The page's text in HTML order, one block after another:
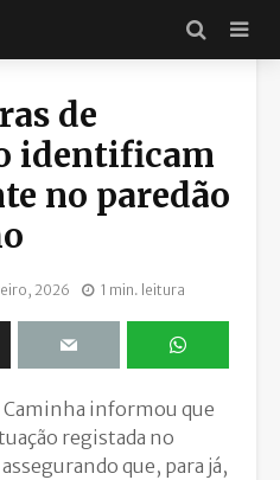
de
identificam
no paredão
2026 1 min. leitura
Caminha informou que
registada no
que, para já,